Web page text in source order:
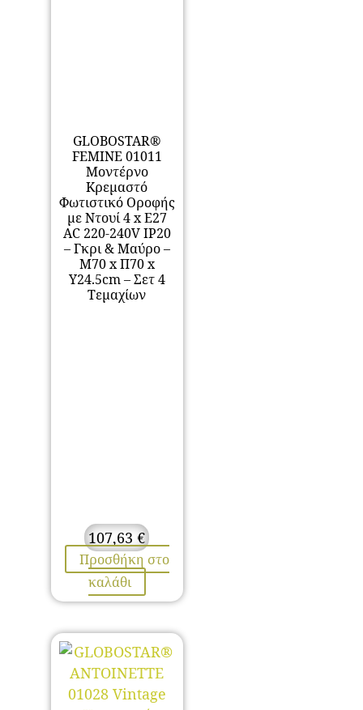
GLOBOSTAR®
FEMINE 01011
Μοντέρνο
Κρεμαστό
Φωτιστικό Οροφής
με Ντουί 4 x E27
AC 220-240V IP20
– Γκρι & Μαύρο –
Μ70 x Π70 x
Y24.5cm – Σετ 4
Τεμαχίων
107,63€
Προσθήκη στο
καλάθι